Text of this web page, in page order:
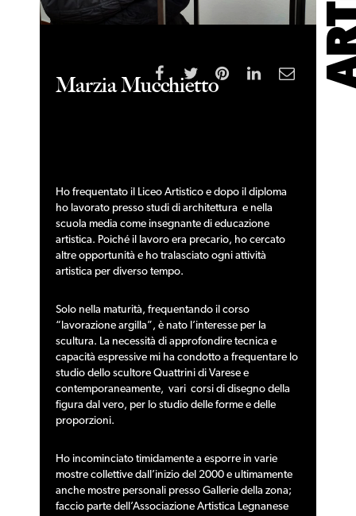
Marzia Mucchietto
Ho frequentato il Liceo Artistico e dopo il diploma
ho lavorato presso studi di architettura e nella
scuola media come insegnante di educazione
artistica. Poiché il lavoro era precario, ho cercato
altre opportunità e ho tralasciato ogni attività
artistica per diverso tempo.
Solo nella maturità, frequentando il corso
“lavorazione argilla”, è nato l’interesse per la
scultura. La necessità di approfondire tecnica e
capacità espressive mi ha condotto a frequentare lo
studio dello scultore Quattrini di Varese e
contemporaneamente, vari corsi di disegno della
figura dal vero, per lo studio delle forme e delle
proporzioni.
Ho incominciato timidamente a esporre in varie
mostre collettive dall’inizio del 2000 e ultimamente
anche mostre personali presso Gallerie della zona;
faccio parte dell’Associazione Artistica Legnanese